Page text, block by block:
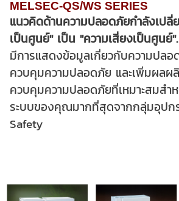
MELSEC-QS/WS SERIES
แนวคิดด้านความปลอดภัยกำลังเปลี่
เป็นศูนย์" เป็น "ความเสี่ยงเป็นศูนย์".
มีการแสดงข้อมูลเกี่ยวกับความปล
ควบคุมความปลอดภัย และเพิ่มผล
ควบคุมความปลอดภัยที่เหมาะสมสำ
ระบบของคุณมากที่สุดจากกลุ่มอุปก
Safety